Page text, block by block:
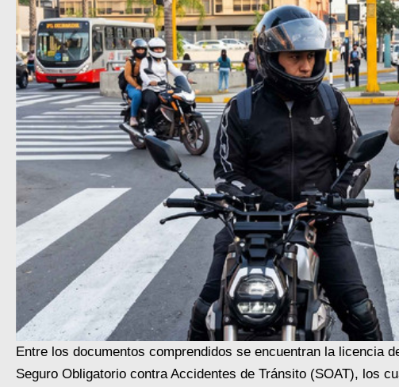
Entre los documentos comprendidos se encuentran la licencia
Seguro Obligatorio contra Accidentes de Tránsito (SOAT), los